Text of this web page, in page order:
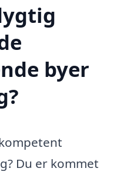
byer
Du er kommet